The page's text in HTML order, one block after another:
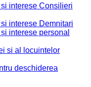
interese Consilieri
interese Demnitari
interese personal
si al locuintelor
deschiderea